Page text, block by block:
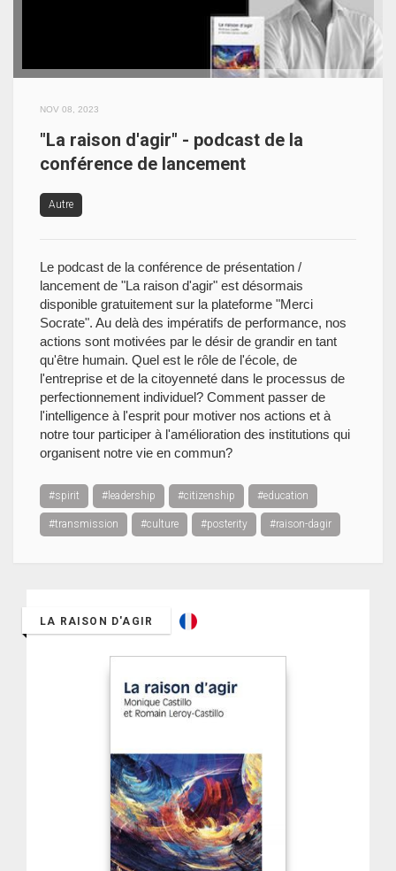
NOV 08, 2023
"La raison d'agir" - podcast de la
conférence de lancement
Autre
Le podcast de la conférence de présentation /
lancement de "La raison d'agir" est désormais
disponible gratuitement sur la plateforme "Merci
Socrate". Au delà des impératifs de performance, nos
actions sont motivées par le désir de grandir en tant
qu'être humain. Quel est le rôle de l'école, de
l'entreprise et de la citoyenneté dans le processus de
perfectionnement individuel? Comment passer de
l'intelligence à l'esprit pour motiver nos actions et à
notre tour participer à l'amélioration des institutions qui
organisent notre vie en commun?
#spirit #leadership #citizenship #education
#transmission #culture #posterity #raison-dagir
LA RAISON D'AGIR